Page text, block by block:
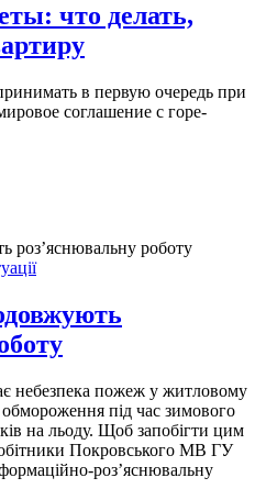
что делать,
в первую очередь при
соглашение с горе-
небезпека пожеж у житловому
під час зимового
на льоду. Щоб запобігти цим
Покровського МВ ГУ
роз’яснювальну